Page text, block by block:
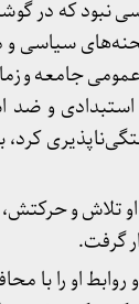
نبود که در
سیاسی و
جامعه و
و ضد
او تلاش و
گرفت.
روابط او را